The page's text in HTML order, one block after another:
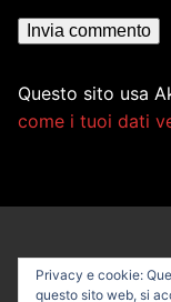
Questo sito usa
come i tuoi dati
Privacy e cookie:
questo sito web, si